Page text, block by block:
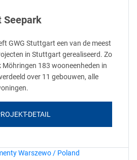
Seepark
GWG Stuttgart een van de meest
in Stuttgart gerealiseerd. Zo
183 wooneenheden in
over 11 gebouwen, alle
DETAIL